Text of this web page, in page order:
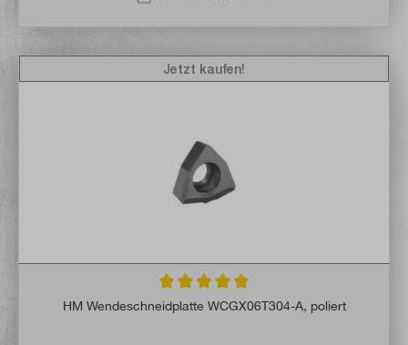
Durchschnittliche Bewertung von 5 von 5
HM Wendeschneidplatte WCGX06T304-A, poliert
Jetzt kaufen!